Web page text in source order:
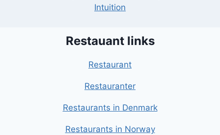
Intuition
Restauant links
Restaurant
Restauranter
Restaurants in Denmark
Restaurants in Norway